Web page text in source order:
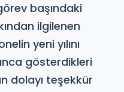
başındaki
ilgilenen
yeni yılını
gösterdikleri
dolayı teşekkür